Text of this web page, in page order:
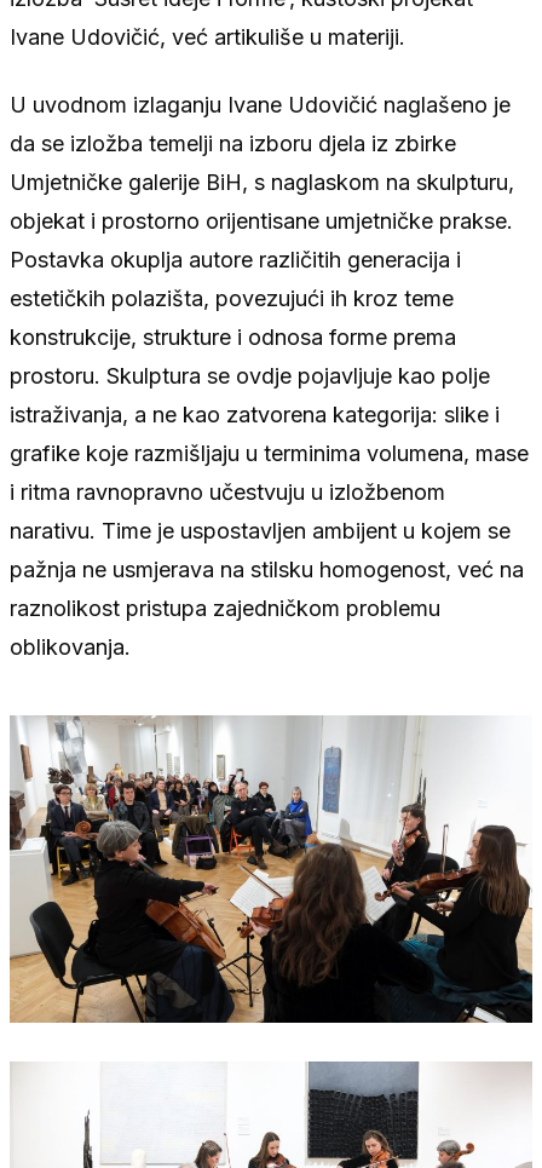
Ivane Udovičić, već artikuliše u materiji.
U uvodnom izlaganju Ivane Udovičić naglašeno je
da se izložba temelji na izboru djela iz zbirke
Umjetničke galerije BiH, s naglaskom na skulpturu,
objekat i prostorno orijentisane umjetničke prakse.
Postavka okuplja autore različitih generacija i
estetičkih polazišta, povezujući ih kroz teme
konstrukcije, strukture i odnosa forme prema
prostoru. Skulptura se ovdje pojavljuje kao polje
istraživanja, a ne kao zatvorena kategorija: slike i
grafike koje razmišljaju u terminima volumena, mase
i ritma ravnopravno učestvuju u izložbenom
narativu. Time je uspostavljen ambijent u kojem se
pažnja ne usmjerava na stilsku homogenost, već na
raznolikost pristupa zajedničkom problemu
oblikovanja.